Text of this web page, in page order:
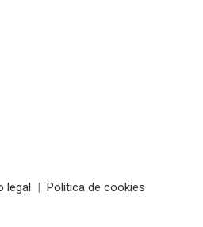
legal | Politica de cookies